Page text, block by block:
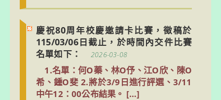
慶祝80周年校慶邀請卡比賽，徵稿於
115/03/06日截止，於時間內交件比賽
名單如下：
2026-03-08
1.名單：何O蓁、林O伃、江O欣、陳O
希、鍾O斐 2.將於3/9日進行評選、3/11
中午12：00公布結果。 […]